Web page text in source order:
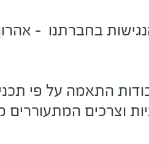
בחברתנו –
התאמה על פי
וצרכים